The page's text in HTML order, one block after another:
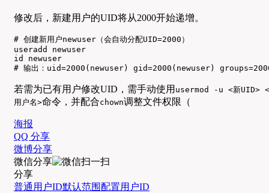
修改后，新建用户的UID将从2000开始递增。
# 创建新用户newuser（会自动分配UID=2000）
useradd newuser
id newuser
# 输出：uid=2000(newuser) gid=2000(newuser)
若需为已有用户修改UID，需手动使用 usermod -u <新UID> <
用户名>命令，并配合chown调整文件权限（
海报
QQ 分享
微博分享
微信分享
分享
普通用户ID默认范围配置用户ID